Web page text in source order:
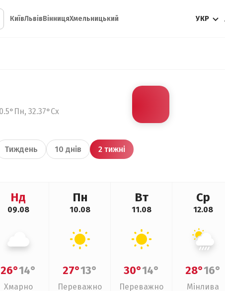
КиївЛьвівВінницяХмельницький УКР
32.37°Сх
Тиждень 10 днів 2 тижні
Нд
09.08
26°14°
Хмарно
Пн
10.08
27°13°
Переважно
Вт
11.08
30°14°
Переважно
Ср
12.08
28°16°
Мінлива